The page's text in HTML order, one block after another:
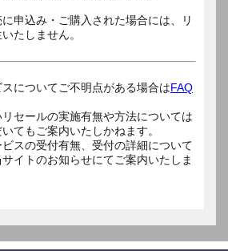
申込み・ご購入された場合には、リ
たしません。
についてご不明点がある場合はFAQ
セールの実施有無や方法については
てもご案内いたしかねます。
スの受付有無、受付の詳細について
イトのお知らせにてご案内いたしま